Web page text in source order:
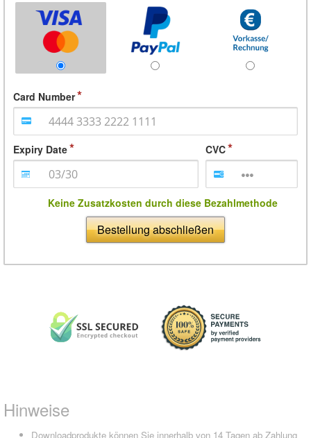
Card Number
Expiry Date CVC
Keine Zusatzkosten durch diese Bezahlmethode
Bestellung abschließen
Hinweise
Downloadprodukte können Sie innerhalb von 14 Tagen ab Zahlung